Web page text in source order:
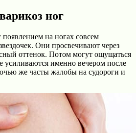
ног
появлением на ногах совсем
Они просвечивают через
оттенок. Потом могут ощущаться
усиливаются именно вечером после
же часты жалобы на судороги и